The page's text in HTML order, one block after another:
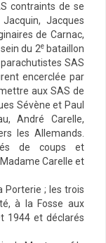
contraints de se
Jacques
de Carnac,
du 2ebataillon
SAS
encerclée par
aux SAS de
Sévène et Paul
André Carelle,
les Allemands.
de coups et
Carelle et
Porterie ; les trois
à la Fosse aux
1944 et déclarés